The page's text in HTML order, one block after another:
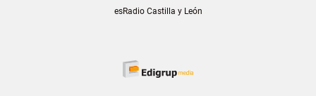
esRadio Castilla y León